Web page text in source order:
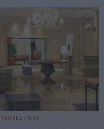
ΤΕΧΝΕΣ / ΝΕΑ